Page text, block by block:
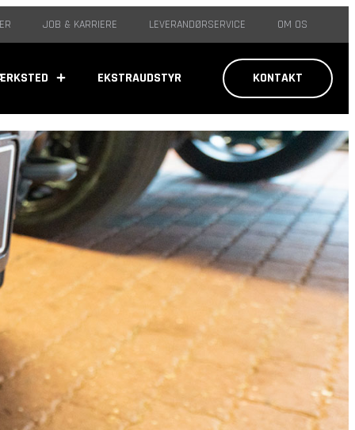
JOB & KARRIERE LEVERANDØRSERVICE OM OS
EKSTRAUDSTYR KONTAKT